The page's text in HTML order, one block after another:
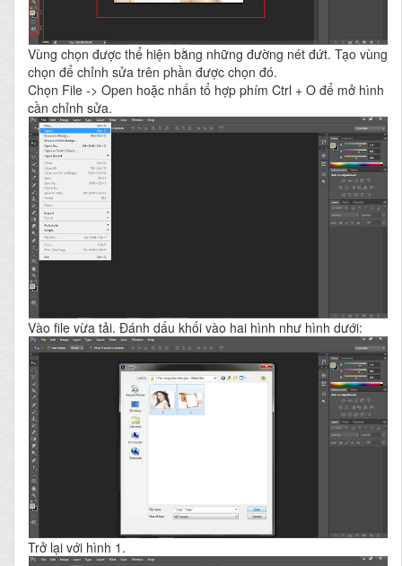
Vùng chọn được thể hiện bằng những đường nét đứt. Tạo vùng
chọn để chỉnh sửa trên phần được chọn đó.
Chọn File -> Open hoặc nhấn tổ hợp phím Ctrl + O để mở hình
cần chỉnh sửa.
Vào file vừa tải. Đánh dấu khối vào hai hình như hình dưới:
Trở lại với hình 1.